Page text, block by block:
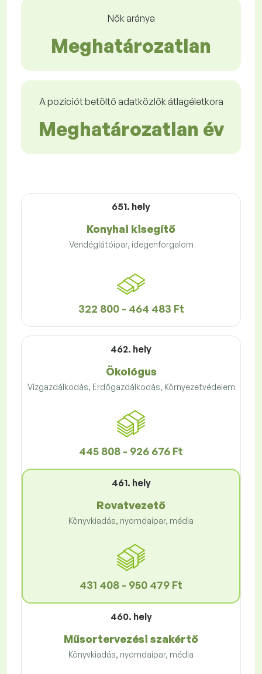
Nők aránya
Meghatározatlan
A pozíciót betöltő adatközlők átlagéletkora
Meghatározatlan év
651. hely
Konyhai kisegítő
Vendéglátóipar, idegenforgalom
322 800 - 464 483 Ft
462. hely
Ökológus
Vízgazdálkodás, Erdőgazdálkodás, Környezetvédelem
445 808 - 926 676 Ft
461. hely
Rovatvezető
Könyvkiadás, nyomdaipar, média
431 408 - 950 479 Ft
460. hely
Műsortervezési szakértő
Könyvkiadás, nyomdaipar, média